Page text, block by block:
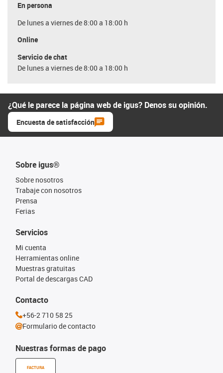
En persona
De lunes a viernes de 8:00 a 18:00 h
Online
Servicio de chat
De lunes a viernes de 8:00 a 18:00 h
¿Qué le parece la página web de igus? Denos su opinión.
Encuesta de satisfacción
Sobre igus®
Sobre nosotros
Trabaje con nosotros
Prensa
Ferias
Nuestras formas de pago
FACTURA
Servicios
Mi cuenta
Herramientas online
Muestras gratuitas
Portal de descargas CAD
Contacto
+56-2 710 58 25
Formulario de contacto